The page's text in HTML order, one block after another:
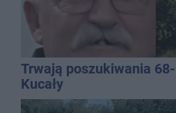
Trwają poszukiwania
Kucały